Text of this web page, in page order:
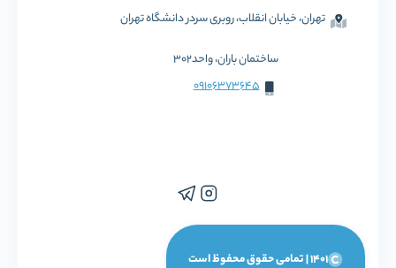
تهران، خیابان انقلاب، روبری سردر دانشگاه تهران
ساختمان باران، واحد302
09106373645
1401 | تمامی حقوق محفوظ است